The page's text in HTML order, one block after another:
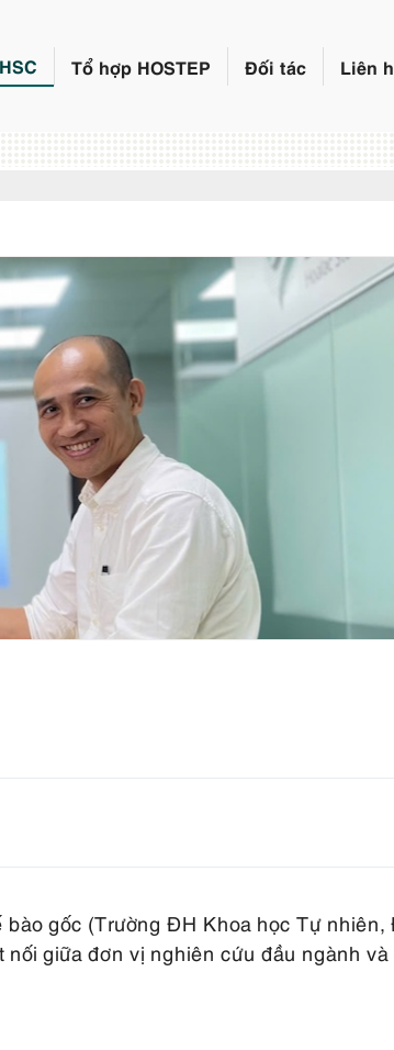
Tổ hợp HOSTEP Đối tác Liên
gốc (Trường ĐH Khoa học Tự
giữa đơn vị nghiên cứu đầu ngành